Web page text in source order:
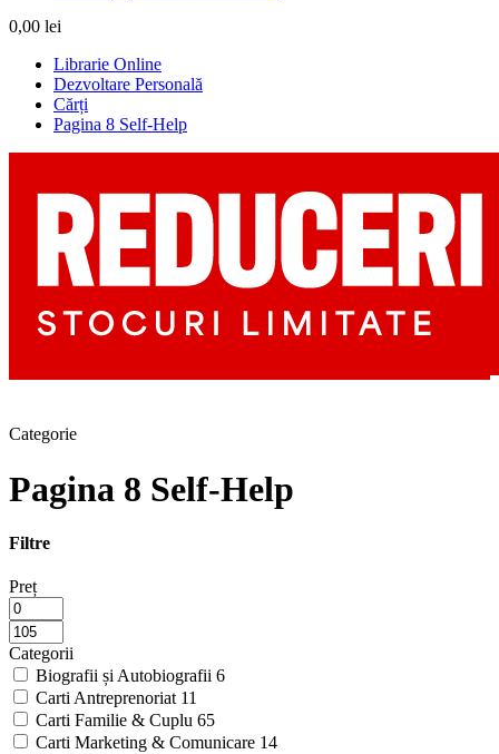
0,00 lei
Librarie Online
Dezvoltare Personală
Cărți
Pagina 8 Self-Help
Categorie
Pagina 8 Self-Help
Filtre
Preț
Categorii
Biografii și Autobiografii 6
Carti Antreprenoriat 11
Carti Familie & Cuplu 65
Carti Marketing & Comunicare 14